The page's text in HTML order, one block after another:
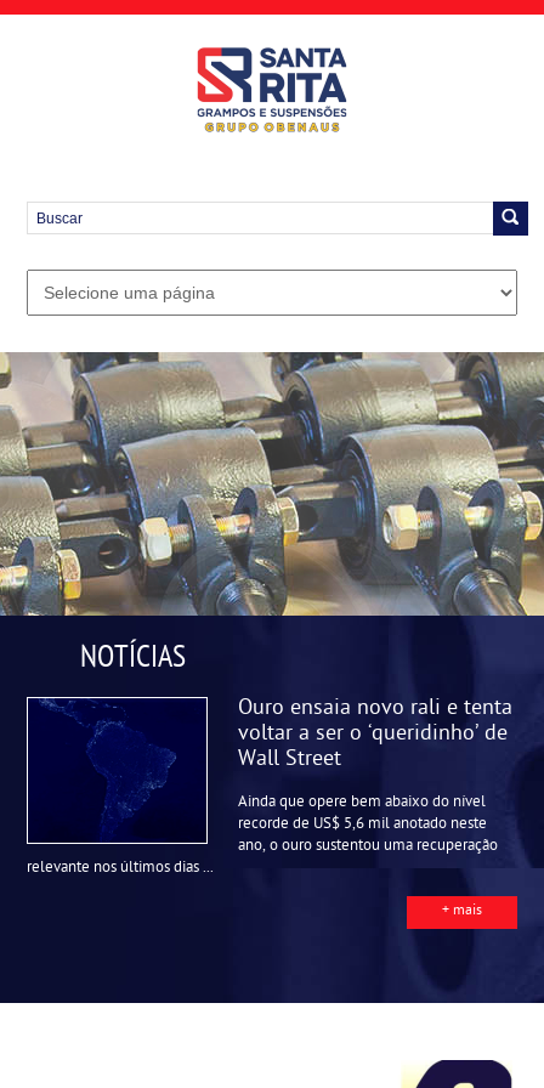
NOTÍCIAS
Ouro ensaia novo rali e tenta
voltar a ser o ‘queridinho’ de
Wall Street
Ainda que opere bem abaixo do nível
recorde de US$ 5,6 mil anotado neste
ano, o ouro sustentou uma recuperação
relevante nos últimos dias ...
+ mais